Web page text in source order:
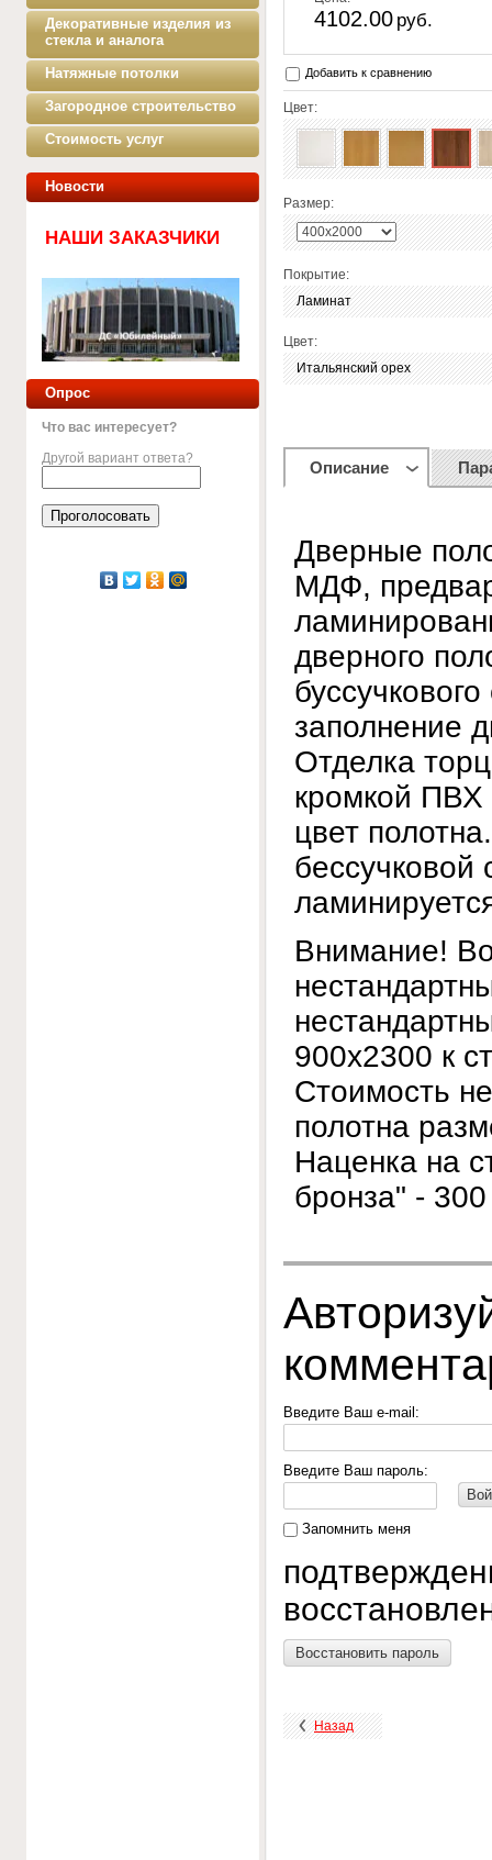
Декоративные изделия из
стекла и аналога
Натяжные потолки
Загородное строительство
Стоимость услуг
Новости
НАШИ ЗАКАЗЧИКИ
Опрос
Что вас интересует?
Другой вариант ответа?
4102.00 руб.
Добавить к сравнению
Цвет:
Размер:
Покрытие:
Ламинат
Цвет:
Итальянский орех
Описание
Дверные
МДФ,
дверного
заполнение
Отделка
кромкой ПВХ
цвет
Внимание!
900х2300 к
Стоимость
полотна
Наценка на
бронза" -
Введите Ваш e-mail:
Введите Ваш пароль:
Запомнить меня
Восстановить пароль
Назад